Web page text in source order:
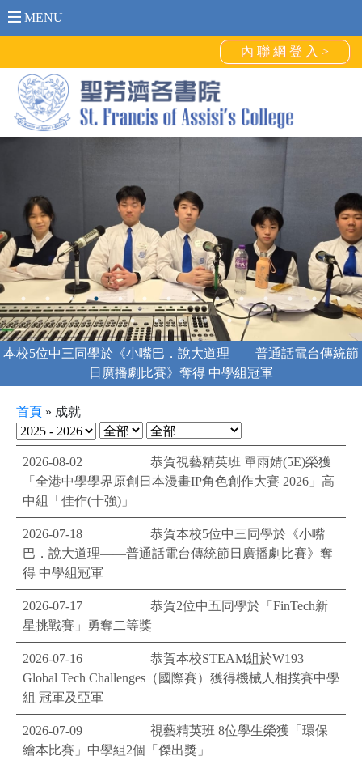
MENU
內 聯 網 登 入 >
本校5位中三同學於《小嘴巴．說大道理——普通話電台傳統節
日廣播劇比賽》奪得 中學組冠軍
首頁 » 成就
2026-08-02
恭賀視藝精英班 單雨婧(5E)榮獲
「全港中學學界原創日本漫畫IP角色創作大賽 2026」高
中組「佳作(十強)」
2026-07-18
恭賀本校5位中三同學於《小嘴
巴．說大道理——普通話電台傳統節日廣播劇比賽》奪
得 中學組冠軍
2026-07-17
恭賀2位中五同學於「FinTech新
星挑戰賽」勇奪二等獎
2026-07-16
恭賀本校STEAM組於W193
Global Tech Challenges（國際賽）獲得機械人相撲賽中學
組 冠軍及亞軍
2026-07-09
視藝精英班 8位學生榮獲「環保
繪本比賽」中學組2個「傑出獎」